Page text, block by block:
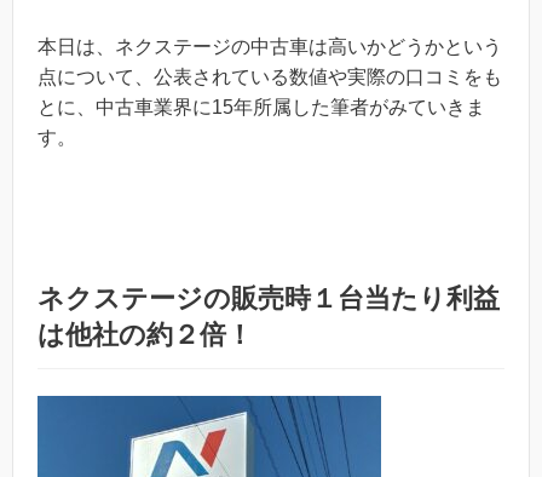
本日は、ネクステージの中古車は高いかどうかという
点について、公表されている数値や実際の口コミをも
とに、中古車業界に15年所属した筆者がみていきま
す。
ネクステージの販売時１台当たり利益
は他社の約２倍！